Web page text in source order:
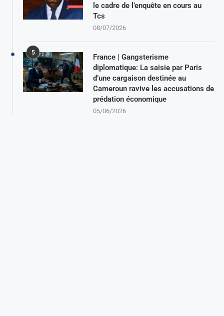
le cadre de l’enquête en cours au
Tcs
08/07/2026
5
France | Gangsterisme
diplomatique: La saisie par Paris
d’une cargaison destinée au
Cameroun ravive les accusations de
prédation économique
05/06/2026